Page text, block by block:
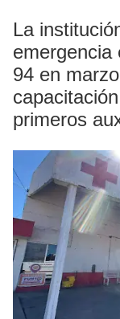
La
emergencia
94 en
primeros